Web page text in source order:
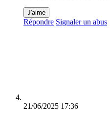
J'aime
Répondre Signaler un abus
21/06/2025 17:36